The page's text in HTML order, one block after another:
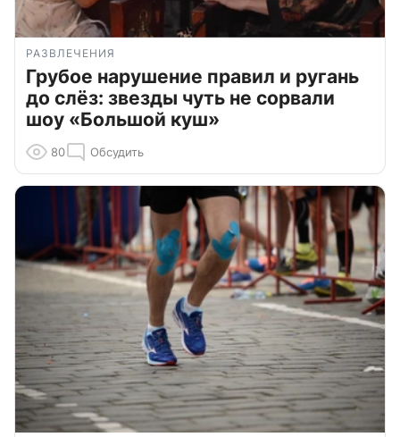
РАЗВЛЕЧЕНИЯ
Грубое нарушение правил и ругань
до слёз: звезды чуть не сорвали
шоу «Большой куш»
80 Обсудить